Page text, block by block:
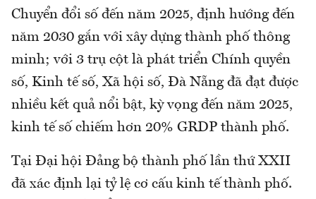
Chuyển đổi số đến năm 2025, định hướng đến
năm 2030 gắn với xây dựng thành phố thông
minh; với 3 trụ cột là phát triển Chính quyền
số, Kinh tế số, Xã hội số, Đà Nẵng đã đạt được
nhiều kết quả nổi bật, kỳ vọng đến năm 2025,
kinh tế số chiếm hơn 20% GRDP thành phố.
Tại Đại hội Đảng bộ thành phố lần thứ XXII
đã xác định lại tỷ lệ cơ cấu kinh tế thành phố.